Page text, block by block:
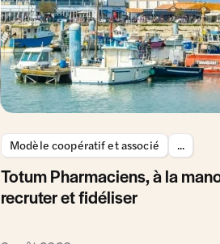
Modèle coopératif et associé ...
Totum Pharmaciens, à la
recruter et fidéliser